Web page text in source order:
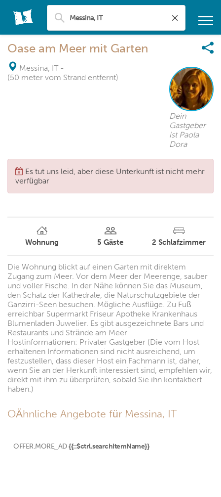
Oase am Meer mit Garten
Messina, IT -
(50 meter vom Strand entfernt)
Dein
Gastgeber
ist Paola
Dora
Es tut uns leid, aber diese Unterkunft ist nicht mehr
verfügbar
Wohnung 5 Gäste 2 Schlafzimmer
Die Wohnung blickt auf einen Garten mit direktem
Zugang zum Meer. Vor dem Meer der Meerenge, sauber
und voller Fische. In der Nähe können Sie das Museum,
den Schatz der Kathedrale, die Naturschutzgebiete der
Ganzirri-Seen besuchen. Mögliche Ausflüge. Zu Fuß
erreichbar Supermarkt Friseur Apotheke Krankenhaus
Blumenladen Juwelier. Es gibt ausgezeichnete Bars und
Restaurants und Strände am Meer
Hostinformationen: Privater Gastgeber (Die vom Host
erhaltenen Informationen sind nicht ausreichend, um
festzustellen, dass dieser Host ein Fachmann ist, daher,
wenn Sie an der Herkunft interessiert sind, empfehlen wir,
direkt mit ihm zu überprüfen, sobald Sie ihn kontaktiert
haben.)
OÄhnliche Angebote für Messina, IT
OFFER.MORE_AD {{::$ctrl.searchItemName}}